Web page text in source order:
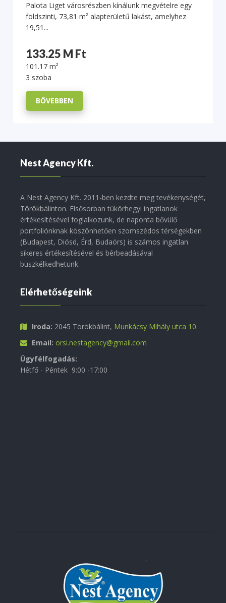
Palota Liget városrészben kínálunk megvételre egy
földszinti, 73,81 m² alapterületű lakást, amelyhez
19,51...
133.25 M Ft
101.17 m²
3 szoba
BŐVEBBEN
Nest Agency Kft.
A Nest Agency Kft. 2011-ben kezdte meg tevékenységét,
Törökbálinton. Elsősorban tükörhegyi ingatlanok
értékesítésével foglalkozunk, de naponta bővülő
portfoliónknak köszönhetően szomszédos térségekben
(Budapest, Diósd, Érd, Budaörs) is számos ingatlan
sikeres értékesítésével és bérbeadásával
büszkélkedhetünk.
Elérhetőségeink
Iroda: 2045 Törökbálint, Munkácsy Mihály utca 10.
Email: orsi.nestagency@gmail.com
Ügyfélfogadás:
Hétfő - Péntek 9:00 -17:00